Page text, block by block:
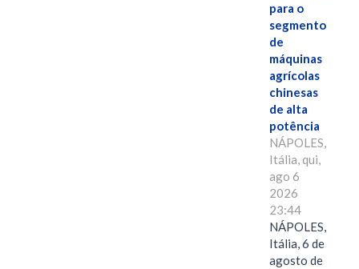
para o
segmento
de
máquinas
agrícolas
chinesas
de alta
potência
NÁPOLES,
Itália, qui,
ago 6
2026
23:44
NÁPOLES,
Itália, 6 de
agosto de